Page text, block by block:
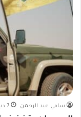
سامي عبد الرحمن 7 ديسمبر، 2024